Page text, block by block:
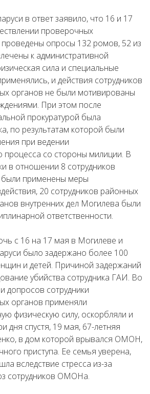
в ответ заявило, что 16 и 17
проверочных
опросы 132 ромов, 52 из
к административной
сила и специальные
и действия сотрудников
органов не были мотивированы
При этом после
прокуратурой была
по результатам которой были
при ведении
процесса со стороны милиции. В
в отношении 8 сотрудников
применены меры
20 сотрудников районных
внутренних дел Могилева были
ответственности.
с 16 на 17 мая в Могилеве и
было задержано более 100
и детей. Причиной задержаний
убийства сотрудника ГАИ. Во
допросов сотрудники
органов применяли
физическую силу, оскорбляли и
дня спустя, 19 мая, 67-летняя
в дом которой врывался ОМОН,
приступа. Ее семья уверена,
вследствие стресса из-за
сотрудников ОМОНа.